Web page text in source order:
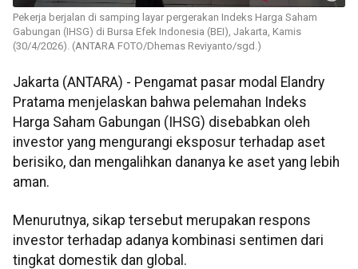
Pekerja berjalan di samping layar pergerakan Indeks Harga Saham
Gabungan (IHSG) di Bursa Efek Indonesia (BEI), Jakarta, Kamis
(30/4/2026). (ANTARA FOTO/Dhemas Reviyanto/sgd.)
Jakarta (ANTARA) - Pengamat pasar modal Elandry
Pratama menjelaskan bahwa pelemahan Indeks
Harga Saham Gabungan (IHSG) disebabkan oleh
investor yang mengurangi eksposur terhadap aset
berisiko, dan mengalihkan dananya ke aset yang lebih
aman.
Menurutnya, sikap tersebut merupakan respons
investor terhadap adanya kombinasi sentimen dari
tingkat domestik dan global.